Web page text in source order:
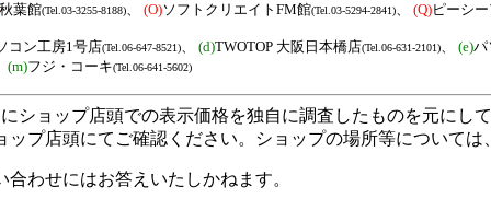
秋葉館(Tel.03-3255-8188)、 (O)ソフトクリエイトFM館(Tel.03-5294-2841)、 (Q)ピーシ
コン工房1号店(Tel.06-647-8521)、 (d)TWOTOP 大阪日本橋店(Tel.06-631-2101)、 (e)パ
(m)フジ・コーキ(Tel.06-641-5602)
ショップ店頭での表示価格を独自に調査したものを元に
プ店頭にてご確認ください。ショップの場所等については
わせにはお答えいたしかねます。